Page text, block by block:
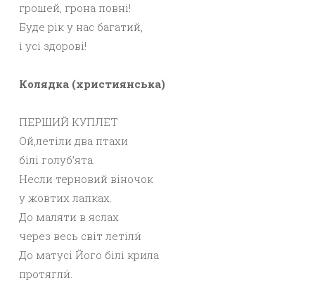
грошей, грона повні!
Буде рік у нас багатий,
і усі здорові!
Колядка (християнська)
ПЕРШИЙ КУПЛЕТ
Ой,летіли два птахи
білі голуб’ята.
Несли терновий віночок
у жовтих лапках.
До маляти в яслах
через весь світ летіли́
До матусі Його білі крила
протягли́.